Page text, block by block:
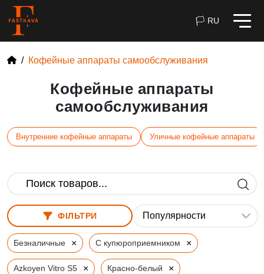
🏳 RU
Кофейные аппараты самообслуживания
Кофейные аппараты
самообслуживания
Внутренние кофейные аппараты Уличные кофейные аппараты
ФІЛЬТРИ
Безналичные × С купюроприемником ×
Azkoyen Vitro S5 × Красно-белый ×